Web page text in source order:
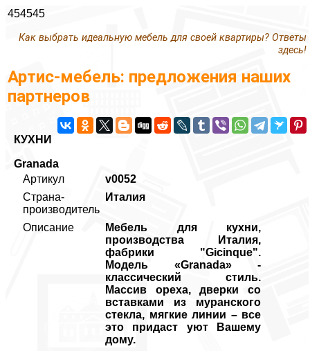
454545
Как выбрать идеальную мебель для своей квартиры? Ответы
здесь!
Артис-мебель: предложения наших
партнеров
КУХНИ
Granada
Артикул
v0052
Страна-
производитель
Италия
Описание
Мебель для кухни,
производства Италия,
фабрики "Gicinque".
Модель «Granada» -
классический стиль.
Массив ореха, дверки со
вставками из муранского
стекла, мягкие линии – все
это придаст уют Вашему
дому.